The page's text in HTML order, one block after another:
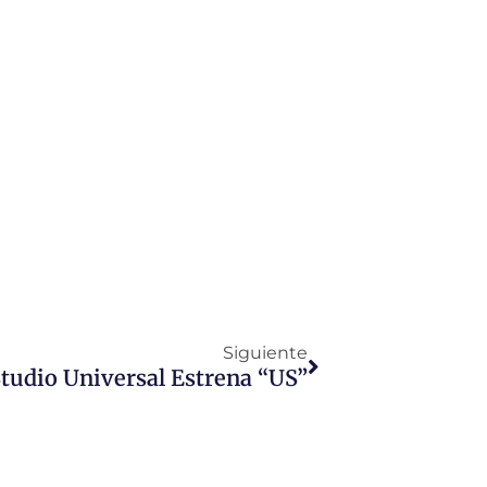
Siguiente
Universal Estrena “US”